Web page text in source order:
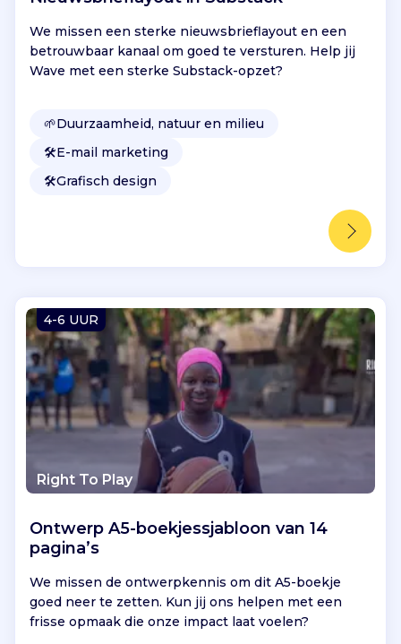
We missen een sterke nieuwsbrieflayout en een
betrouwbaar kanaal om goed te versturen. Help jij
Wave met een sterke Substack-opzet?
🌱Duurzaamheid, natuur en milieu
🛠️E-mail marketing
🛠️Grafisch design
4-6 UUR
Right To Play
Ontwerp A5-boekjessjabloon van 14
pagina’s
We missen de ontwerpkennis om dit A5-boekje
goed neer te zetten. Kun jij ons helpen met een
frisse opmaak die onze impact laat voelen?